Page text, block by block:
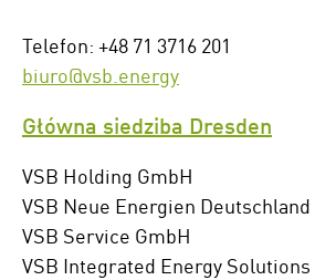
Telefon: +48 71 3716 201
biuro@vsb.energy
Główna siedziba Dresden
VSB Holding GmbH
VSB Neue Energien Deutschland
VSB Service GmbH
VSB Integrated Energy Solutions